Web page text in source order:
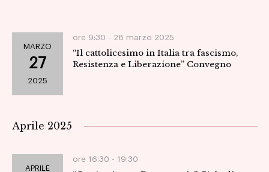
MARZO
27
2025
ore 9:30 - 28 marzo 2025
“Il cattolicesimo in Italia tra fascismo,
Resistenza e Liberazione” Convegno
Aprile 2025
APRILE
ore 16:30 - 19:30